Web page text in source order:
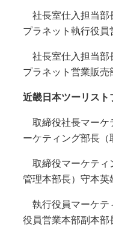
社長室仕入担当部
プラネット執行役員
社長室仕入担当部
プラネット営業販
近畿日本ツーリスト
取締役社長マーケ
ーケティング部長
取締役マーケティ
管理本部長）守本英
執行役員マーケテ
役員営業本部副本部